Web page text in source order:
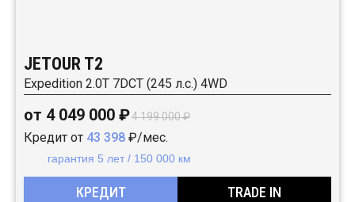
JETOUR T2
Expedition 2.0T 7DCT (245 л.с.) 4WD
от 4 049 000 ₽4 199 000 ₽
Кредит от 43 398 ₽/мес.
гарантия 5 лет / 150 000 км
КРЕДИТ TRADE IN